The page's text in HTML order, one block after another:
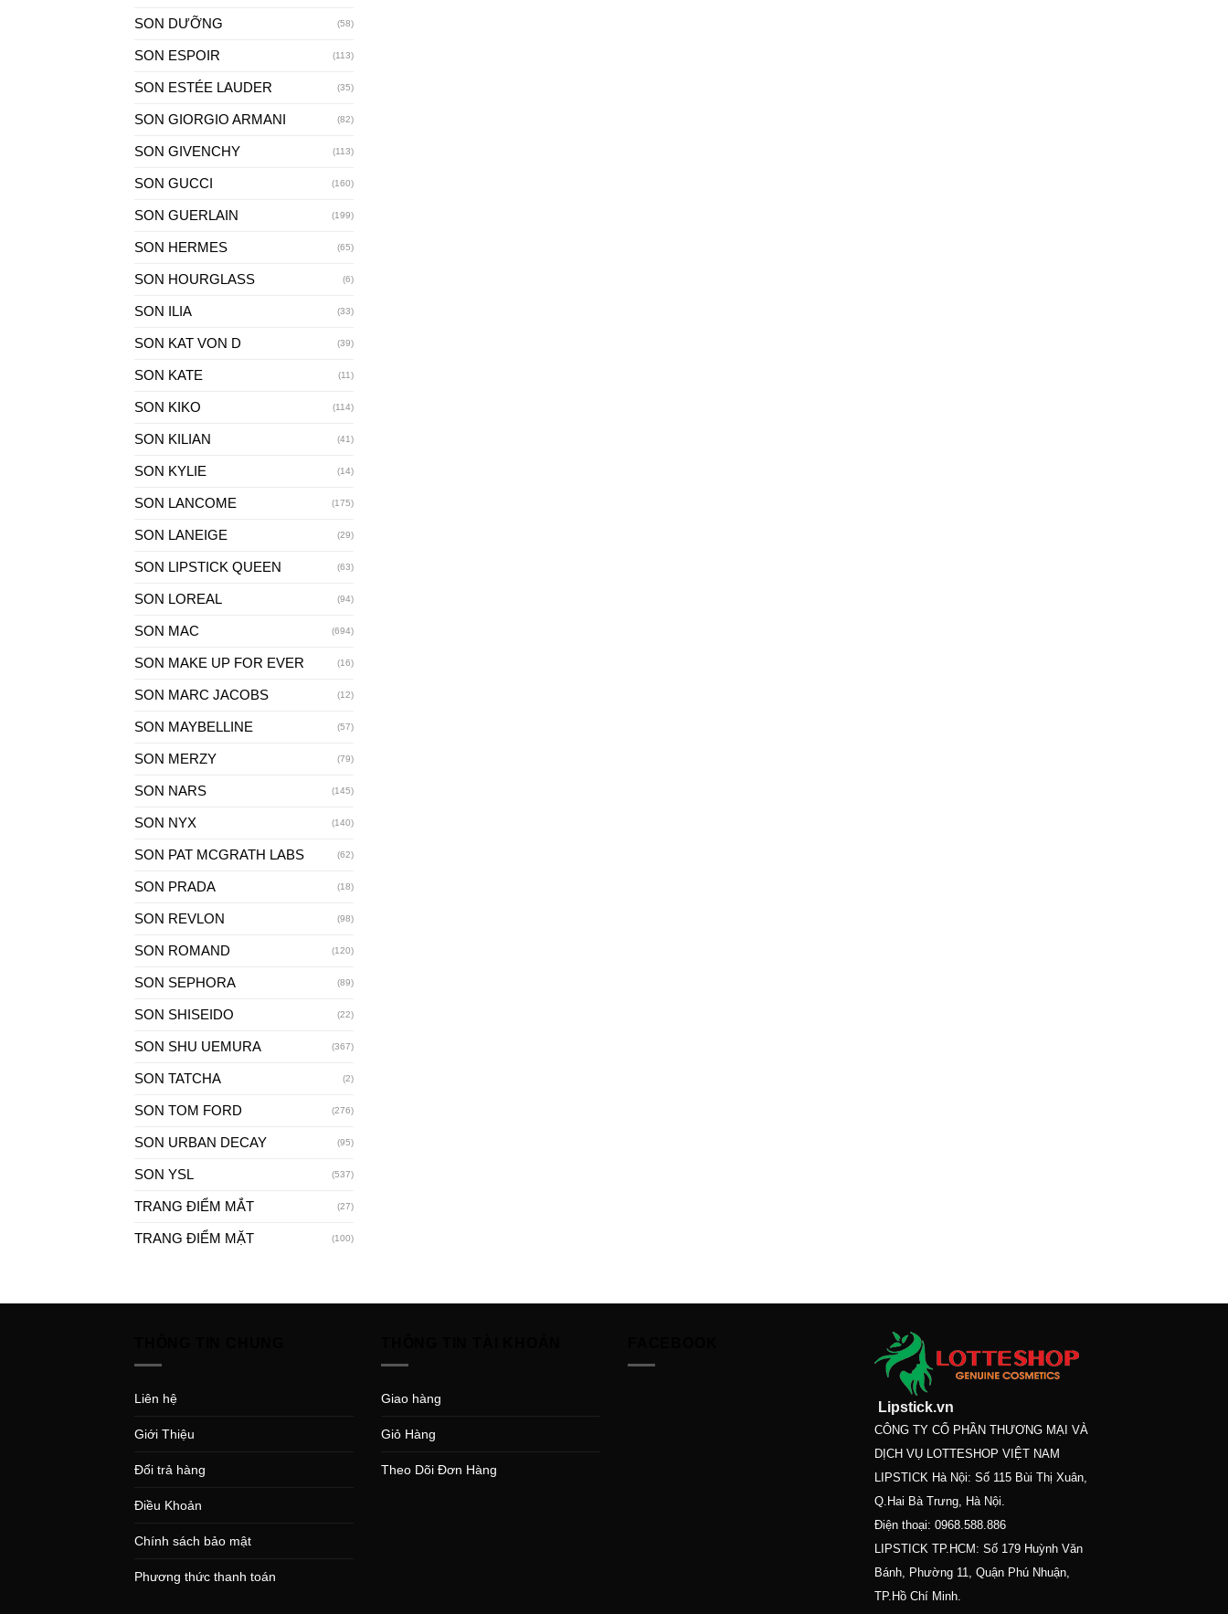
SON DƯỠNG (58)
SON ESPOIR (113)
SON ESTÉE LAUDER (35)
SON GIORGIO ARMANI (82)
SON GIVENCHY (113)
SON GUCCI (160)
SON GUERLAIN (199)
SON HERMES (65)
SON HOURGLASS (6)
SON ILIA (33)
SON KAT VON D (39)
SON KATE (11)
SON KIKO (114)
SON KILIAN (41)
SON KYLIE (14)
SON LANCOME (175)
SON LANEIGE (29)
SON LIPSTICK QUEEN (63)
SON LOREAL (94)
SON MAC (694)
SON MAKE UP FOR EVER (16)
SON MARC JACOBS (12)
SON MAYBELLINE (57)
SON MERZY (79)
SON NARS (145)
SON NYX (140)
SON PAT MCGRATH LABS (62)
SON PRADA (18)
SON REVLON (98)
SON ROMAND (120)
SON SEPHORA (89)
SON SHISEIDO (22)
SON SHU UEMURA (367)
SON TATCHA (2)
SON TOM FORD (276)
SON URBAN DECAY (95)
SON YSL (537)
TRANG ĐIỂM MẮT (27)
TRANG ĐIỂM MẶT (100)
Liên hệ
Giới Thiệu
Đổi trả hàng
Điều Khoản
Chính sách bảo mật
Phương thức thanh toán
Giao hàng
Giỏ Hàng
Theo Dõi Đơn Hàng
Lipstick.vn
CÔNG TY CỔ PHẦN THƯƠNG MẠI VÀ
DỊCH VỤ LOTTESHOP VIỆT NAM
LIPSTICK Hà Nội: Số 115 Bùi Thị Xuân,
Q.Hai Bà Trưng, Hà Nội.
Điện thoại: 0968.588.886
LIPSTICK TP.HCM: Số 179 Huỳnh Văn
Bánh, Phường 11, Quận Phú Nhuận,
TP.Hồ Chí Minh.